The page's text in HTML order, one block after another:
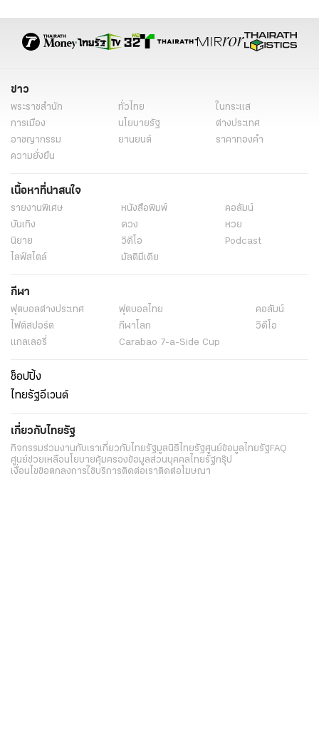
ข่าว
พระราชสำนัก ทั่วไทย
ในกระแส
การเมือง
นโยบายรัฐ
ต่างประเทศ
อาชญากรรม
ยานยนต์
ราคาทองคำ
ความยั่งยืน
เนื้อหาที่น่าสนใจ
รายงานพิเศษ หนังสือพิมพ์
คอลัมน์
บันเทิง
ดวง
หวย
นิยาย
วิดีโอ
Podcast
ไลฟ์สไตล์
มัลติมีเดีย
กีฬา
ฟุตบอลต่่างประเทศ ฟุตบอลไทย
คอลัมน์
ไฟต์สปอร์ต
กีฬาโลก
วิดีโอ
แกลเลอรี่
Carabao 7-a-Side Cup
ช็อปปิ้ง
ไทยรัฐอีเวนต์
เกี่ยวกับไทยรัฐ
กิจกรรมร่วมงานกับเราเกี่ยวกับไทยรัฐมูลนิธิไทยรัฐศูนย์ข้อมูลไทยรัฐ FAQ
ศูนย์ช่วยเหลือนโยบายคุ้มครองข้อมูลส่วนบุคคลไทยรัฐกรุ๊ป
เงื่อนไขข้อตกลงการใช้บริการติดต่อเราติดต่อโฆษณา